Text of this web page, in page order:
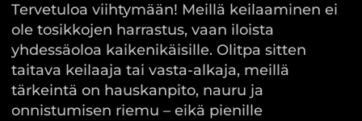
Tervetuloa viihtymään! Meillä keilaaminen ei
ole tosikkojen harrastus, vaan iloista
yhdessäoloa kaikenikäisille. Olitpa sitten
taitava keilaaja tai vasta-alkaja, meillä
tärkeintä on hauskanpito, nauru ja
onnistumisen riemu – eikä pienille